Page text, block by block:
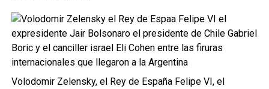
Volodomir Zelensky, el Rey de España Felipe VI, el